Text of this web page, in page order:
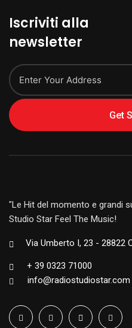
Iscriviti alla
newsletter
Get
"Le Hit del momento e grandi
Studio Star Feel The Music!
Via Umberto I, 23 - 28822
+ 39 0323 71000
info@radiostudiostar.com